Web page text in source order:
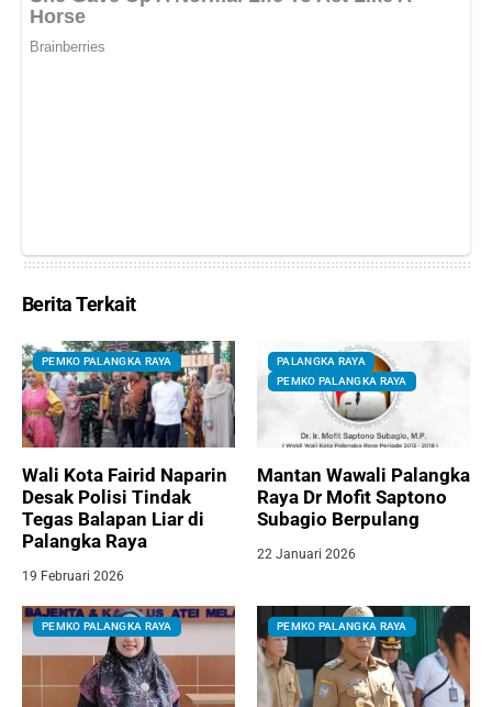
Berita Terkait
PEMKO PALANGKA RAYA
Wali Kota Fairid Naparin
Desak Polisi Tindak
Tegas Balapan Liar di
Palangka Raya
19 Februari 2026
PALANGKA RAYA
PEMKO PALANGKA RAYA
Mantan Wawali Palangka
Raya Dr Mofit Saptono
Subagio Berpulang
22 Januari 2026
PEMKO PALANGKA RAYA PEMKO PALANGKA RAYA